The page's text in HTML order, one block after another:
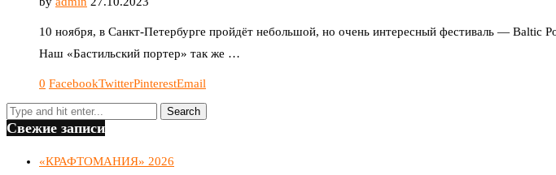
10 ноября, в Санкт-Петербурге пройдёт небольшой, но очень интересный фестиваль — Baltic
Наш «Бастильский портер» так же …
0 FacebookTwitterPinterestEmail
Свежие записи
«КРАФТОМАНИЯ» 2026